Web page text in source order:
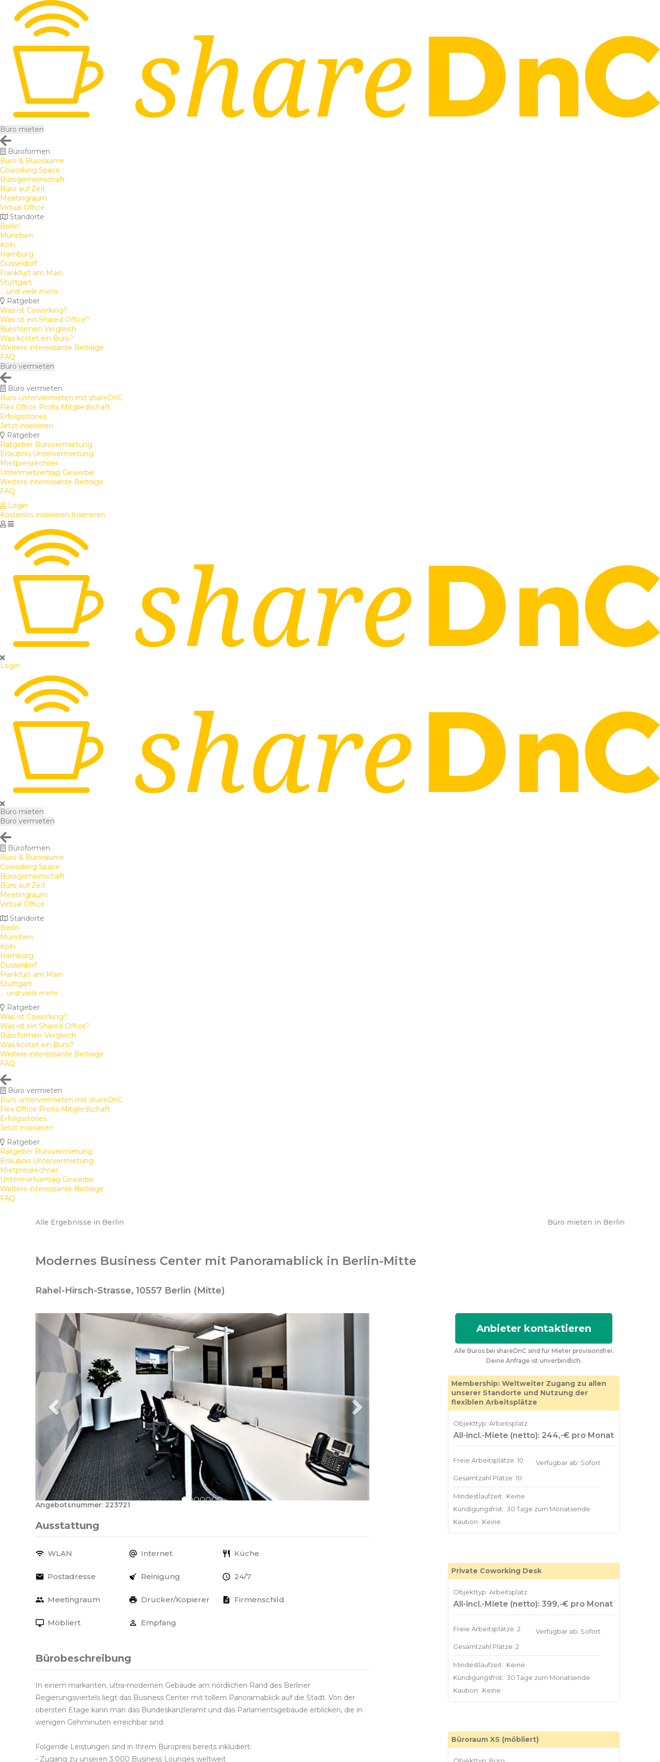
Büro mieten
Büroformen
Büro & Büroräume
Coworking Space
Bürogemeinschaft
Büro auf Zeit
Meetingraum
Virtual Office
Standorte
Berlin
München
Köln
Hamburg
Düsseldorf
Frankfurt am Main
Stuttgart
... und viele mehr
Ratgeber
Was ist Coworking?
Was ist ein Shared Office?
Büroformen Vergleich
Was kostet ein Büro?
Weitere interessante Beiträge
FAQ
Büro vermieten
Büro vermieten
Büro untervermieten mit shareDnC
Flex Office Profis Mitgliedschaft
Erfolgsstories
Jetzt inserieren
Ratgeber
Ratgeber Bürovermietung
Erlaubnis Untervermietung
Mietpreisrechner
Untermietvertrag Gewerbe
Weitere interessante Beiträge
FAQ
Login
Kostenlos inserieren Inserieren
Login
Büro mieten
Büro vermieten
Büroformen
Büro & Büroräume
Coworking Space
Bürogemeinschaft
Büro auf Zeit
Meetingraum
Virtual Office
Standorte
Berlin
München
Köln
Hamburg
Düsseldorf
Frankfurt am Main
Stuttgart
... und viele mehr
Ratgeber
Was ist Coworking?
Was ist ein Shared Office?
Büroformen Vergleich
Was kostet ein Büro?
Weitere interessante Beiträge
FAQ
Büro vermieten
Büro untervermieten mit shareDnC
Flex Office Profis Mitgliedschaft
Erfolgsstories
Jetzt inserieren
Ratgeber
Ratgeber Bürovermietung
Erlaubnis Untervermietung
Mietpreisrechner
Untermietvertrag Gewerbe
Weitere interessante Beiträge
FAQ
Alle Ergebnisse in Berlin Büro mieten in Berlin
Modernes Business Center mit Panoramablick in Berlin-Mitte
Rahel-Hirsch-Strasse, 10557 Berlin (Mitte)
Angebotsnummer: 223721
Ausstattung
WLAN Internet Küche
Postadresse Reinigung 24/7
Meetingraum Drucker/Kopierer Firmenschild
Möbliert Empfang
Bürobeschreibung
In einem markanten, ultra-modernen Gebäude am nördlichen Rand des Berliner
Regierungsviertels liegt das Business Center mit tollem Panoramablick auf die Stadt. Von der
obersten Etage kann man das Bundeskanzleramt und das Parlamentsgebäude erblicken, die in
wenigen Gehminuten erreichbar sind.
Folgende Leistungen sind in Ihrem Büropreis bereits inkludiert:
- Zugang zu unseren 3.000 Business Lounges weltweit
Anbieter kontaktieren
Alle Büros bei shareDnC sind für Mieter provisionsfrei.
Deine Anfrage ist unverbindlich.
Membership: Weltweiter Zugang zu allen
unserer Standorte und Nutzung der
flexiblen Arbeitsplätze
Objekttyp: Arbeitsplatz
All-incl.-Miete (netto): 244,-€ pro Monat
Freie Arbeitsplätze: 10
Gesamtzahl Plätze: 10
Verfügbar ab: Sofort
Mindestlaufzeit: Keine
Kündigungsfrist: 30 Tage zum Monatsende
Kaution: Keine
Private Coworking Desk
Objekttyp: Arbeitsplatz
All-incl.-Miete (netto): 399,-€ pro Monat
Freie Arbeitsplätze: 2
Gesamtzahl Plätze: 2
Verfügbar ab: Sofort
Mindestlaufzeit: Keine
Kündigungsfrist: 30 Tage zum Monatsende
Kaution: Keine
Büroraum XS (möbliert)